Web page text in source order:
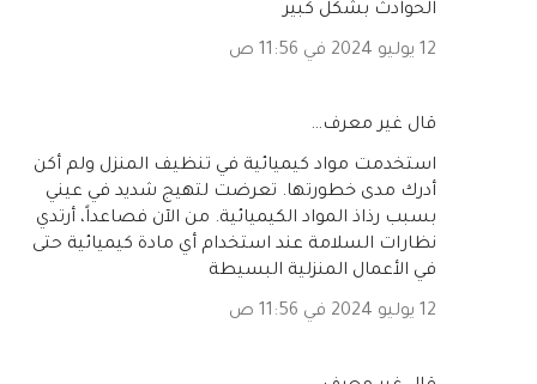
الحوادث بشكل كبير
12 يوليو 2024 في 11:56 ص
‏قال غير معرف…
استخدمت مواد كيميائية في تنظيف المنزل ولم أكن
أدرك مدى خطورتها. تعرضت لتهيج شديد في عيني
بسبب رذاذ المواد الكيميائية. من الآن فصاعداً، أرتدي
نظارات السلامة عند استخدام أي مادة كيميائية حتى
في الأعمال المنزلية البسيطة
12 يوليو 2024 في 11:56 ص